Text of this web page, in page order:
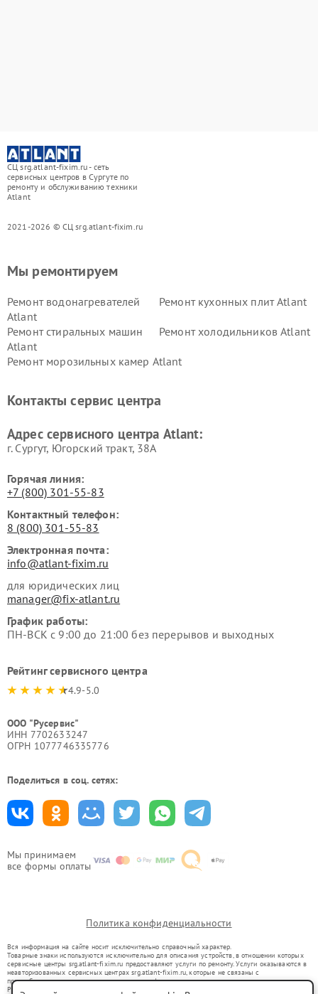
СЦ srg.atlant-fixim.ru - сеть
сервисных центров в Сургуте по
ремонту и обслуживанию техники
Atlant
2021-2026 © СЦ srg.atlant-fixim.ru
Мы принимаем
все формы оплаты
Мы ремонтируем
Ремонт водонагревателей
Atlant
Ремонт кухонных плит Atlant
Ремонт стиральных машин
Atlant
Ремонт холодильников Atlant
Ремонт морозильных камер Atlant
Контакты сервис центра
Адрес сервисного центра Atlant:
г. Сургут, Югорский тракт, 38А
Горячая линия:
+7 (800) 301-55-83
Контактный телефон:
8 (800) 301-55-83
Электронная почта:
info@atlant-fixim.ru
для юридических лиц
manager@fix-atlant.ru
График работы:
ПН-ВСК с 9:00 до 21:00 без перерывов и выходных
Рейтинг сервисного центра
4.9-5.0
ООО "Русервис"
ИНН 7702633247
ОГРН 1077746335776
Поделиться в соц. сетях:
Политика конфиденциальности
Вся информация на сайте носит исключительно справочный характер.
Товарные знаки используются исключительно для описания устройств, в отношении которых
сервисные центры srg.atlant-fixim.ru предоставляют услуги по ремонту. Услуги оказываются в
неавторизованных сервисных центрах srg.atlant-fixim.ru, которые не связаны с
правообладателями товарных знаков или их официальными представителями.
Ремонт осуществляется для устройств, уже введенных в гражданский оборот в соответствии